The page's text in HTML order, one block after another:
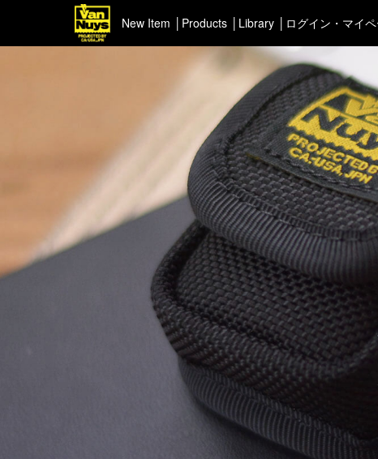
New Item Products
＜Pick up＞
ハイエンドシリーズ
ライトネスシリーズ
カスタマイズ
新商品（BackNumber）
時計ホルダー
VN301
カスタムバッグ
デジアナ格納庫
FreeFree トート
ちょっとミリタリー
カスタムパーツ
コピーノート
ふわふわケース
＜ポータ
イヤフ
＜スマートフォンケース＞
iPhone17 Pro Max／iPhone17 Pro
＜PC
Library ログイン・マイ